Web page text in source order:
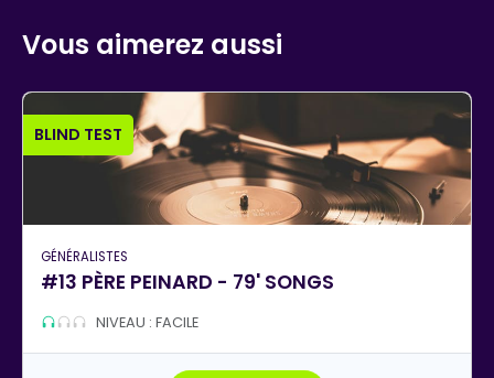
Vous aimerez aussi
BLIND TEST
GÉNÉRALISTES
#13 PÈRE PEINARD - 79' SONGS
NIVEAU : FACILE